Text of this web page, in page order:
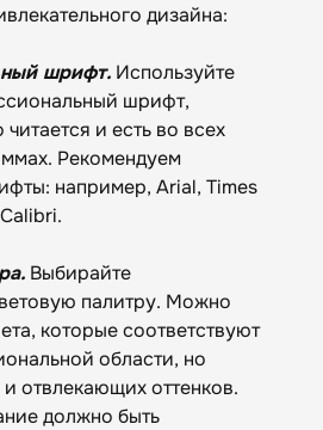
дизайна:
шрифт. Используйте
шрифт,
и есть во всех
Рекомендуем
например, Arial, Times
Выбирайте
палитру. Можно
которые соответствуют
области, но
и отвлекающих оттенков.
должно быть